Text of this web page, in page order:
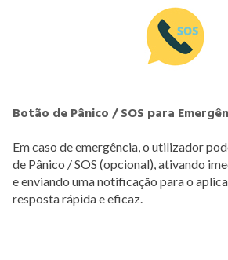
Botão de Pânico / SOS para
Em caso de emergência, o utilizador
de Pânico / SOS (opcional), ativando
e enviando uma notificação para o
resposta rápida e eficaz.